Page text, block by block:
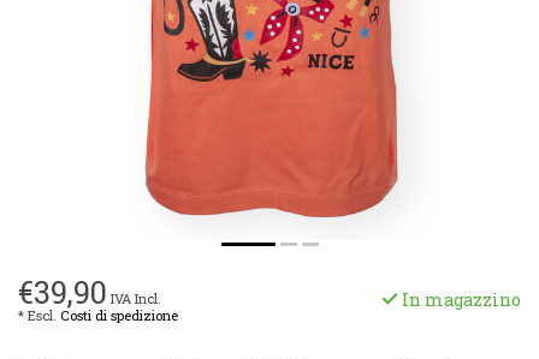
€39,90 IVA Incl.
* Escl. Costi di spedizione
In magazzino